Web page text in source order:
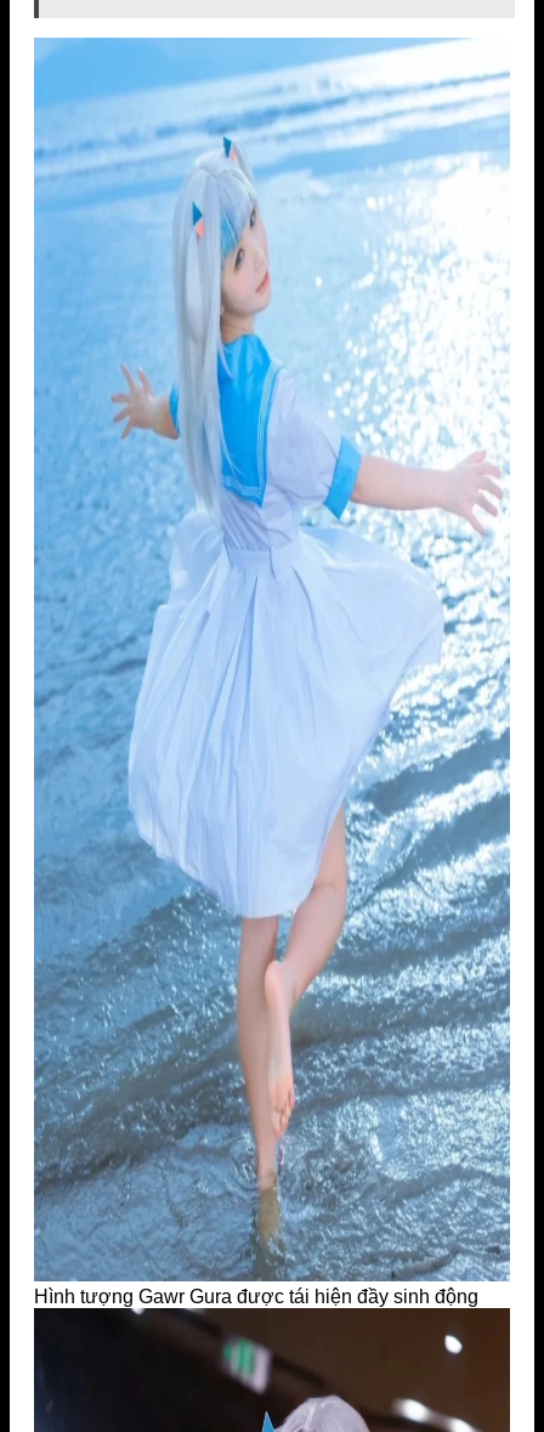
Hình tượng Gawr Gura được tái hiện đầy sinh động